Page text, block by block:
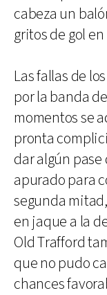
cabeza un
gritos de gol
Las fallas de
por la banda
momentos se
pronta
dar algún
apurado para
segunda
en jaque a la
Old Trafford
que no pudo
chances